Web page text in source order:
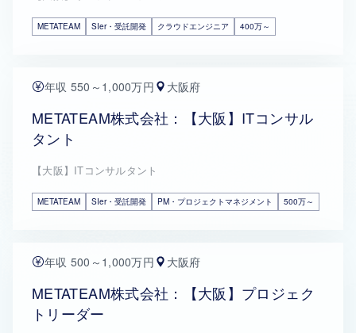
METATEAM SIer・受託開発 クラウドエンジニア 400万～
年収 550～1,000万円 大阪府
METATEAM株式会社：【大阪】ITコンサル
タント
【大阪】ITコンサルタント
METATEAM SIer・受託開発 PM・プロジェクトマネジメント 500万～
年収 500～1,000万円 大阪府
METATEAM株式会社：【大阪】プロジェク
トリーダー